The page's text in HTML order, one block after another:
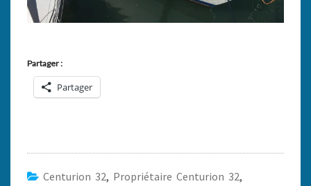
Partager :
Partager
Centurion 32, Propriétaire Centurion 32,